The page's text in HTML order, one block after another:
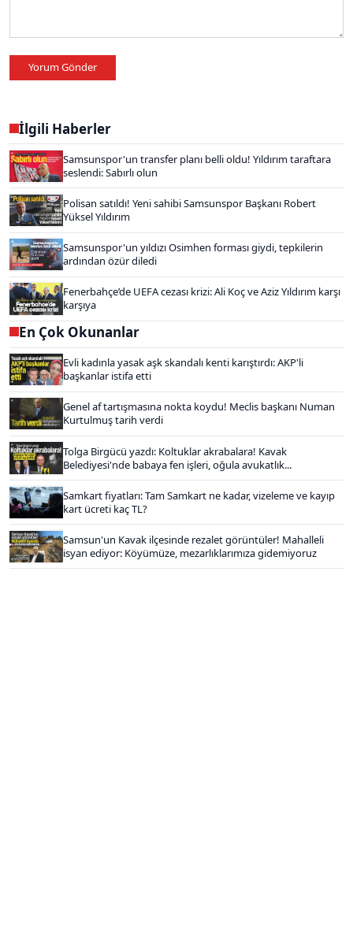
Yorum Gönder
İlgili Haberler
Samsunspor'un transfer planı belli oldu! Yıldırım taraftara
seslendi: Sabırlı olun
Polisan satıldı! Yeni sahibi Samsunspor Başkanı Robert
Yüksel Yıldırım
Samsunspor'un yıldızı Osimhen forması giydi, tepkilerin
ardından özür diledi
Fenerbahçe’de UEFA cezası krizi: Ali Koç ve Aziz Yıldırım karşı
karşıya
En Çok Okunanlar
Evli kadınla yasak aşk skandalı kenti karıştırdı: AKP'li
başkanlar istifa etti
Genel af tartışmasına nokta koydu! Meclis başkanı Numan
Kurtulmuş tarih verdi
Tolga Birgücü yazdı: Koltuklar akrabalara! Kavak
Belediyesi'nde babaya fen işleri, oğula avukatlık...
Samkart fiyatları: Tam Samkart ne kadar, vizeleme ve kayıp
kart ücreti kaç TL?
Samsun'un Kavak ilçesinde rezalet görüntüler! Mahalleli
isyan ediyor: Köyümüze, mezarlıklarımıza gidemiyoruz